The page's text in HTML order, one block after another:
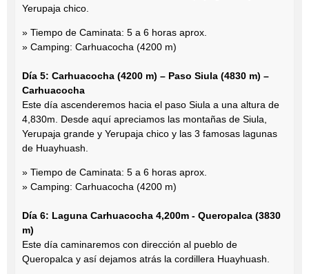
Yerupaja chico.
» Tiempo de Caminata: 5 a 6 horas aprox.
» Camping: Carhuacocha (4200 m)
Día 5: Carhuacocha (4200 m) – Paso Siula (4830 m) –
Carhuacocha
Este día ascenderemos hacia el paso Siula a una altura de
4,830m. Desde aquí apreciamos las montañas de Siula,
Yerupaja grande y Yerupaja chico y las 3 famosas lagunas
de Huayhuash.
» Tiempo de Caminata: 5 a 6 horas aprox.
» Camping: Carhuacocha (4200 m)
Día 6: Laguna Carhuacocha 4,200m - Queropalca (3830
m)
Este día caminaremos con dirección al pueblo de
Queropalca y así dejamos atrás la cordillera Huayhuash.